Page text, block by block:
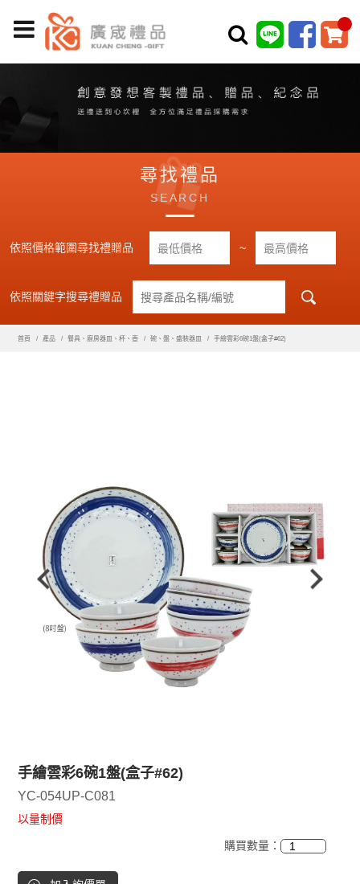
尋找禮品
SEARCH
依照價格範圍尋找禮贈品 ~
依照關鍵字搜尋禮贈品
首頁 產品 餐具、廚房器皿、杯、壺 碗、盤、盛裝器皿 手繪雲彩6碗1盤(盒子#62)
手繪雲彩6碗1盤(盒子#62)
YC-054UP-C081
以量制價
購買數量：